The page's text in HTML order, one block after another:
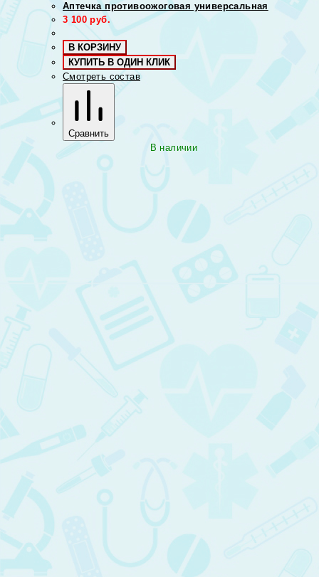
Аптечка противоожоговая универсальная
3 100 руб.
В КОРЗИНУ
КУПИТЬ В ОДИН КЛИК
Смотреть состав
Сравнить
В наличии